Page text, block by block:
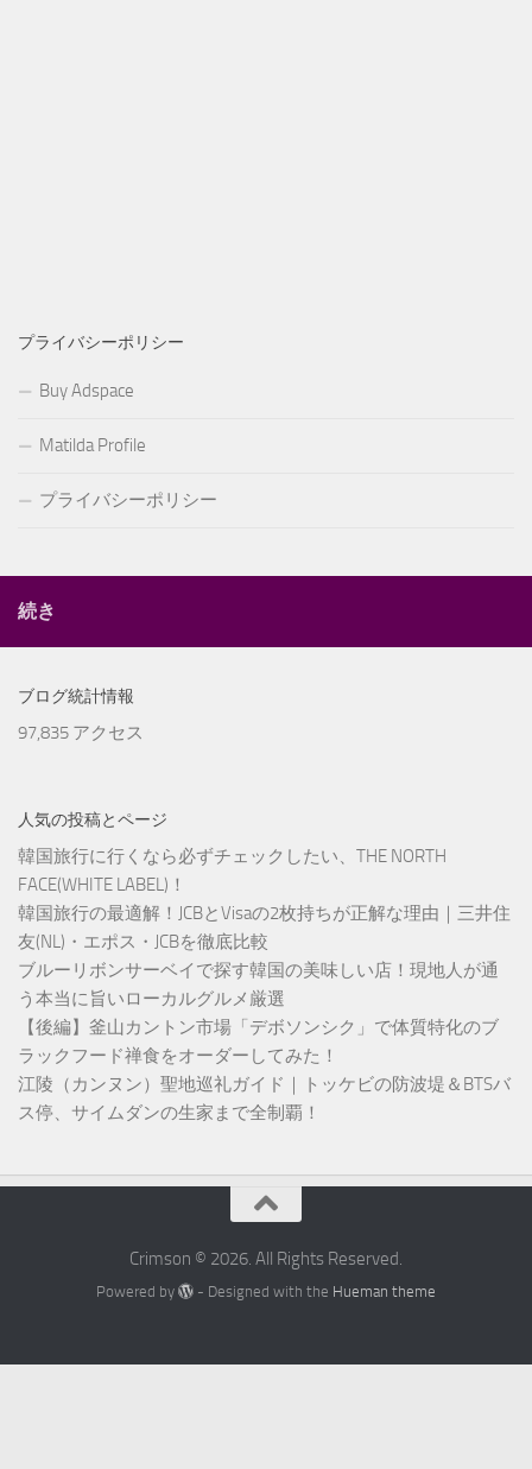
プライバシーポリシー
Buy Adspace
Matilda Profile
プライバシーポリシー
続き
ブログ統計情報
97,835 アクセス
人気の投稿とページ
韓国旅行に行くなら必ずチェックしたい、THE NORTH
FACE(WHITE LABEL)！
韓国旅行の最適解！JCBとVisaの2枚持ちが正解な理由｜三井住
友(NL)・エポス・JCBを徹底比較
ブルーリボンサーベイで探す韓国の美味しい店！現地人が通
う本当に旨いローカルグルメ厳選
【後編】釜山カントン市場「デボソンシク」で体質特化のブ
ラックフード禅食をオーダーしてみた！
江陵（カンヌン）聖地巡礼ガイド｜トッケビの防波堤＆BTSバ
ス停、サイムダンの生家まで全制覇！
Crimson © 2026. All Rights Reserved.
Powered by - Designed with the Hueman theme